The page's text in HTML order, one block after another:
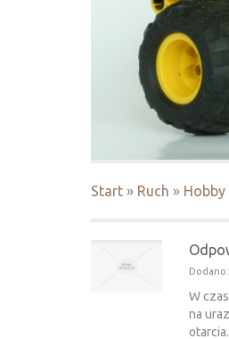
Start » Ruch » Hobby
Dodano:
W
na